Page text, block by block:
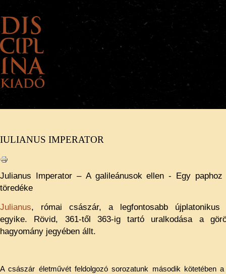
A KIADÓRÓL
IULIANUS IMPERATOR
Julianus Imperator – A galileánusok ellen - Egy
töredéke
Julianus, római császár, a legfontosabb újplatonikus
egyike. Rövid, 361-től 363-ig tartó uralkodása a
hagyomány jegyében állt.
A császár életművét feldolgozó sorozatunk második kötetében